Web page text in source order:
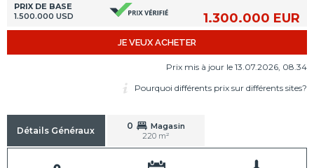
PRIX DE BASE
1.500.000 USD
1.300.000 EUR
JE VEUX ACHETER
Prix mis à jour le 13.07.2026, 08.34
Pourquoi différents prix sur différents sites?
Détails Généraux 0
Magasin
220 m²